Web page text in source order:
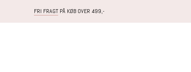
FRI FRAGT PÅ KØB OVER 499,-